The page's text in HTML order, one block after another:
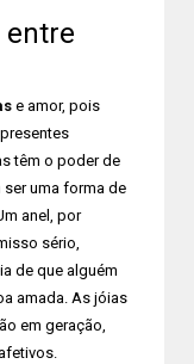
entre
e amor, pois
têm o poder de
uma forma de
anel, por
sério,
de que alguém
amada. As jóias
em geração,